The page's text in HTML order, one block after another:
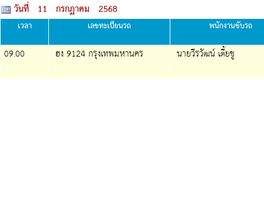
วันที่ 11 กรกฏาคม 2568
เวลา เลขทะเบียนรถ พนักงานขับรถ
09.00 ฮง 9124 กรุงเทพมหานคร นายวีรวัฒน์ เตี้ยชู